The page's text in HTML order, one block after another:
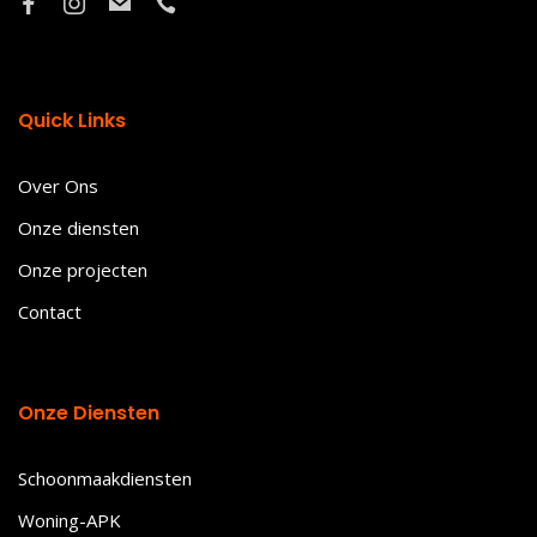
Quick Links
Over Ons
Onze diensten
Onze projecten
Contact
Onze Diensten
Schoonmaakdiensten
Woning-APK